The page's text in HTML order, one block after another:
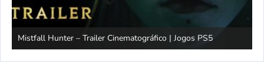
Mistfall Hunter – Trailer Cinematográfico | Jogos PS5